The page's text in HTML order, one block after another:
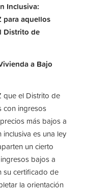
Inclusiva:
para aquellos
Distrito de
a Bajo
que el Distrito de
con ingresos
más bajos a
es una ley
un cierto
bajos a
su certificado de
la orientación